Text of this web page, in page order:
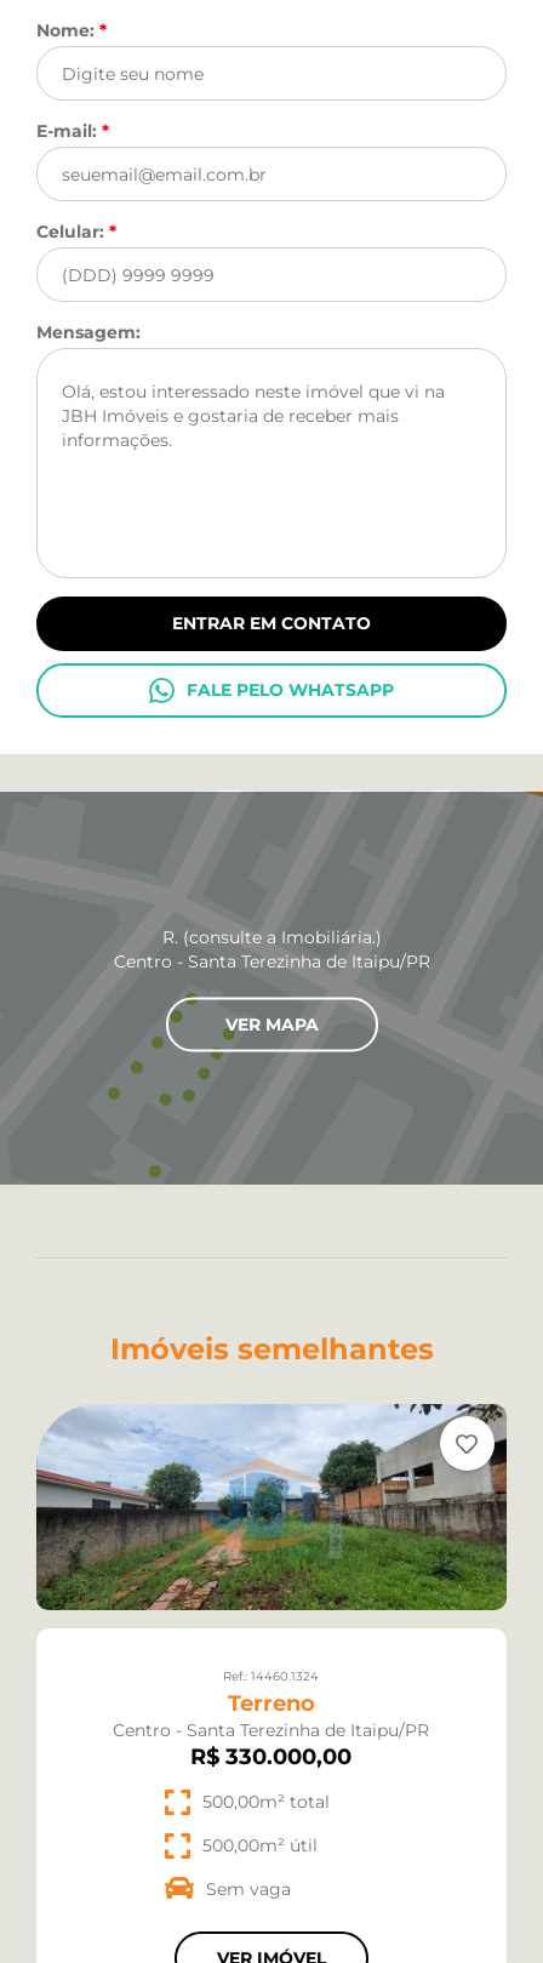
Nome: *
E-mail: *
Celular: *
Mensagem:
ENTRAR EM CONTATO
FALE PELO WHATSAPP
R. (consulte a Imobiliária.)
Centro - Santa Terezinha de Itaipu/PR
VER MAPA
Imóveis semelhantes
Ref.: 14460.1324
Terreno
Centro - Santa Terezinha de Itaipu/PR
R$ 330.000,00
500,00m² total
500,00m² útil
Sem vaga
VER IMÓVEL